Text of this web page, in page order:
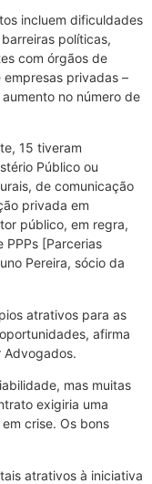
incluem dificuldades
políticas,
com órgãos de
privadas –
no número de
15 tiveram
Público ou
de comunicação
privada em
público, em regra,
PPPs [Parcerias
Pereira, sócio da
atrativos para as
afirma
Advogados.
mas muitas
exigiria uma
crise. Os bons
atrativos à iniciativa